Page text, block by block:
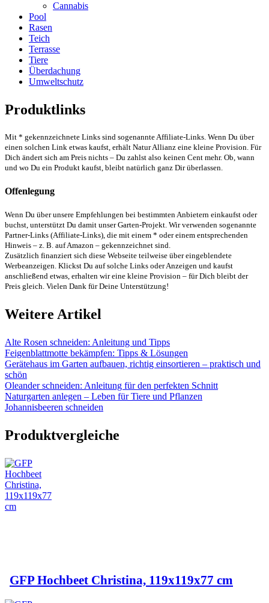
Cannabis
Pool
Rasen
Teich
Terrasse
Tiere
Überdachung
Umweltschutz
Produktlinks
Mit * gekennzeichnete Links sind sogenannte Affiliate-Links. Wenn Du über
einen solchen Link etwas kaufst, erhält Natur Allianz eine kleine Provision. Für
Dich ändert sich am Preis nichts – Du zahlst also keinen Cent mehr. Ob, wann
und wo Du ein Produkt kaufst, bleibt natürlich ganz Dir überlassen.
Offenlegung
Wenn Du über unsere Empfehlungen bei bestimmten Anbietern einkaufst oder
buchst, unterstützt Du damit unser Garten-Projekt. Wir verwenden sogenannte
Partner-Links (Affiliate-Links), die mit einem * oder einem entsprechenden
Hinweis – z. B. auf Amazon – gekennzeichnet sind.
Zusätzlich finanziert sich diese Webseite teilweise über eingeblendete
Werbeanzeigen. Klickst Du auf solche Links oder Anzeigen und kaufst
anschließend etwas, erhalten wir eine kleine Provision – für Dich bleibt der
Preis gleich. Vielen Dank für Deine Unterstützung!
Weitere Artikel
Alte Rosen schneiden: Anleitung und Tipps
Feigenblattmotte bekämpfen: Tipps & Lösungen
Gerätehaus im Garten aufbauen, richtig einsortieren – praktisch und
schön
Oleander schneiden: Anleitung für den perfekten Schnitt
Naturgarten anlegen – Leben für Tiere und Pflanzen
Johannisbeeren schneiden
Produktvergleiche
GFP Hochbeet Christina, 119x119x77 cm